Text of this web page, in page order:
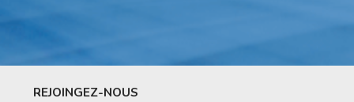
REJOINGEZ-NOUS